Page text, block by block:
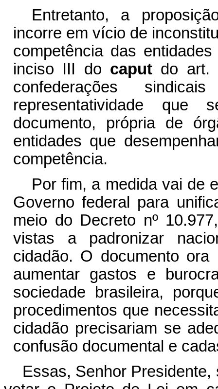
Entretanto, a
incorre em vício de
competência das
inciso III do caput do art.
confederações
representatividade
documento, própria de
entidades que
competência.
Por fim, a medida vai de
Governo federal para
meio do Decreto nº
vistas a padronizar
cidadão. O documento
aumentar gastos e
sociedade brasileira,
procedimentos que
cidadão precisariam se
confusão documental e
Essas, Senhor